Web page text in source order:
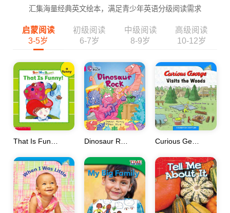
汇集海量经典英文绘本，满足青少年英语分级阅读需求
启蒙阅读 初级阅读 中级阅读
高级阅读
3-5岁
6-7岁 8-9岁 10-12岁